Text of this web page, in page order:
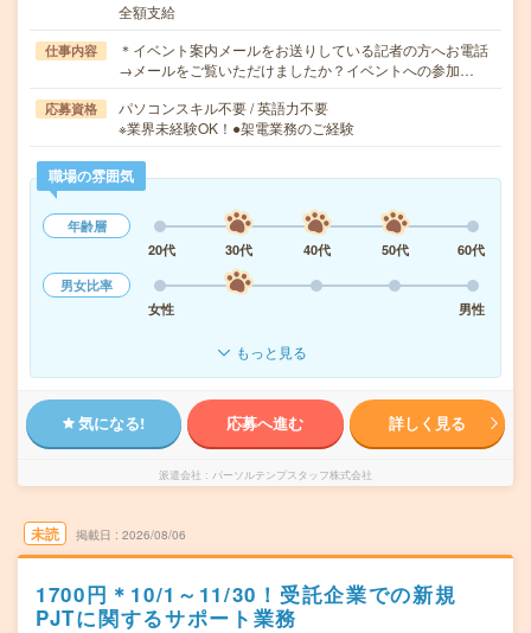
全額支給
仕事内容
＊イベント案内メールをお送りしている記者の方へお電話
→メールをご覧いただけましたか？イベントへの参加…
応募資格
パソコンスキル不要 / 英語力不要
※業界未経験OK！●架電業務のご経験
職場の雰囲気
年齢層
20代
30代 40代 50代
60代
男女比率
女性
男性
もっと見る
気になる! 応募へ進む 詳しく見る
派遣会社 パーソルテンプスタッフ株式会社
未読 掲載日 2026/08/06
1700円＊10/1～11/30！受託企業での新規
PJTに関するサポート業務